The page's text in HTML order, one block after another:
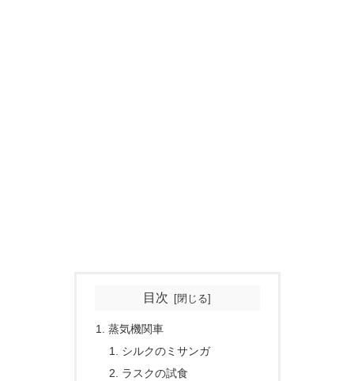
目次
蒸気機関車
シルクのミサンガ
ラスクの試食